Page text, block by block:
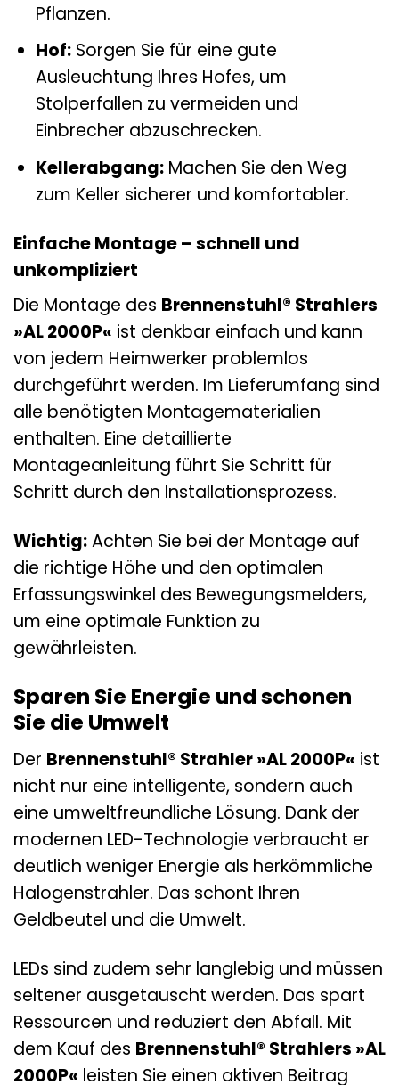
Pflanzen.
Hof:Sorgen Sie für eine gute
Ausleuchtung Ihres Hofes, um
Stolperfallen zu vermeiden und
Einbrecher abzuschrecken.
Kellerabgang:Machen Sie den Weg
zum Keller sicherer und komfortabler.
Einfache Montage – schnell und
unkompliziert
Die Montage des Brennenstuhl® Strahlers
»AL 2000P« ist denkbar einfach und kann
von jedem Heimwerker problemlos
durchgeführt werden. Im Lieferumfang sind
alle benötigten Montagematerialien
enthalten. Eine detaillierte
Montageanleitung führt Sie Schritt für
Schritt durch den Installationsprozess.
Wichtig:Achten Sie bei der Montage auf
die richtige Höhe und den optimalen
Erfassungswinkel des Bewegungsmelders,
um eine optimale Funktion zu
gewährleisten.
Sparen Sie Energie und schonen
Sie die Umwelt
Der Brennenstuhl® Strahler »AL 2000P« ist
nicht nur eine intelligente, sondern auch
eine umweltfreundliche Lösung. Dank der
modernen LED-Technologie verbraucht er
deutlich weniger Energie als herkömmliche
Halogenstrahler. Das schont Ihren
Geldbeutel und die Umwelt.
LEDs sind zudem sehr langlebig und müssen
seltener ausgetauscht werden. Das spart
Ressourcen und reduziert den Abfall. Mit
dem Kauf des Brennenstuhl® Strahlers »AL
2000P« leisten Sie einen aktiven Beitrag